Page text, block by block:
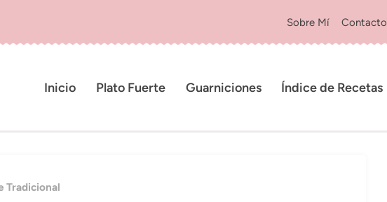
Sobre Mí Contacto
Inicio Plato Fuerte Guarniciones Índice de Recetas
Tradicional